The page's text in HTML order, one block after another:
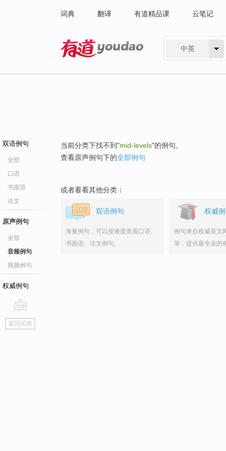
词典 翻译 有道精品课 云笔记
中英
双语例句
全部
口语
书面语
论文
原声例句
全部
音频例句
视频例句
权威例句
go
top
返回词典
当前分类下找不到"mid-levels"的例句。
查看原声例句下的全部例句
或者看看其他分类：
双语例句
海量例句，可以按难度查看口语、
书面语、论文例句。
权威
例句来自权威英文
等，提供最专业的